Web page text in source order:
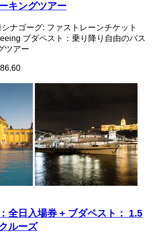
キングツアー
シナゴーグ: ファストレーンチケット
ブダペスト：乗り降り自由のバス
ツアー
全日入場券 + ブダペスト： 1.5
ルーズ